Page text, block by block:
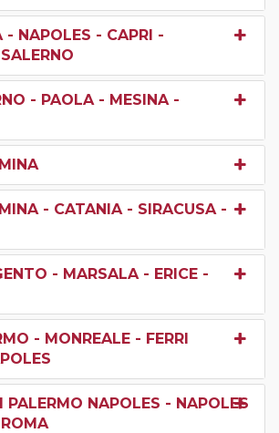
- NAPOLES - CAPRI -
- PAOLA - MESINA -
- CATANIA - SIRACUSA -
- MARSALA - ERICE -
- MONREALE - FERRI
PALERMO NAPOLES - NAPOLES